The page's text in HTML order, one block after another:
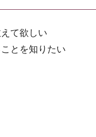
て欲しい
とを知りたい